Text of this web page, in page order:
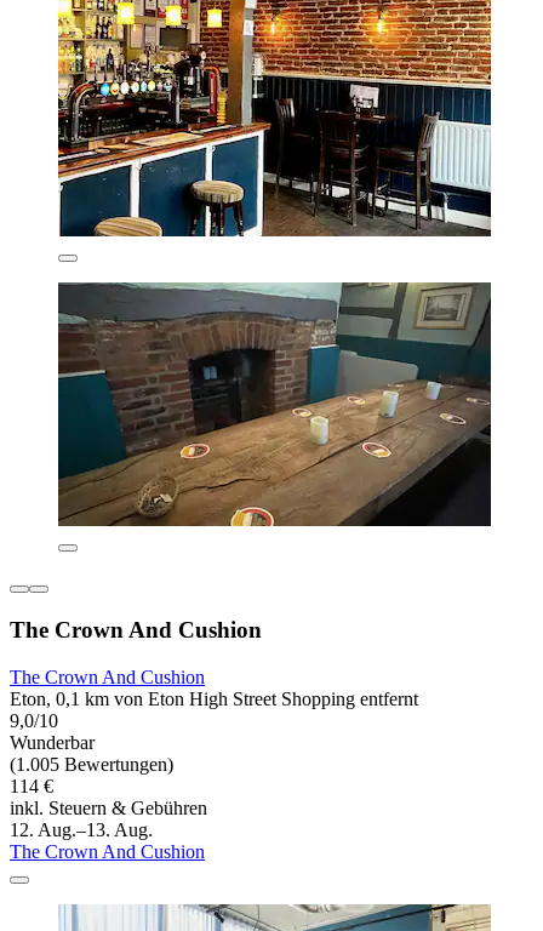
The Crown And Cushion
The Crown And Cushion
Eton, 0,1 km von Eton High Street Shopping entfernt
9,0/10
Wunderbar
(1.005 Bewertungen)
114 €
inkl. Steuern & Gebühren
12. Aug.–13. Aug.
The Crown And Cushion